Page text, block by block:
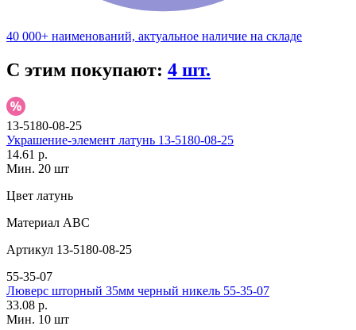
40 000+ наименований, актуальное наличие на складе
С этим покупают: 4 шт.
13-5180-08-25
Украшение-элемент латунь 13-5180-08-25
14.61 р.
Мин. 20 шт
Цвет латунь
Материал АВС
Артикул 13-5180-08-25
55-35-07
Люверс шторный 35мм черный никель 55-35-07
33.08 р.
Мин. 10 шт